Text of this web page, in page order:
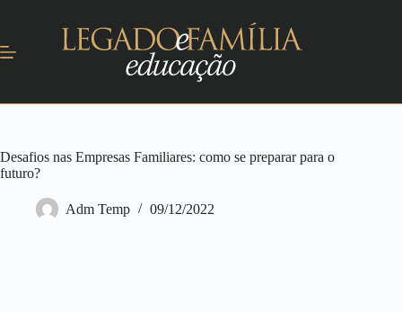
Desafios nas Empresas Familiares: como se preparar para o
futuro?
Adm Temp 09/12/2022